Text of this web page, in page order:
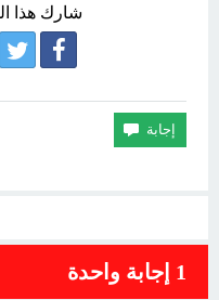
شارك هذا
1 إجابة واحدة